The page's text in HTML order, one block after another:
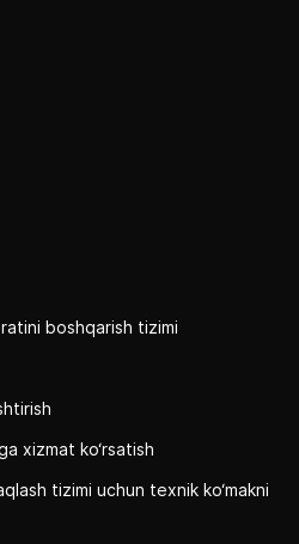
boshqarish tizimi
xizmat ko‘rsatish
tizimi uchun texnik ko‘makni